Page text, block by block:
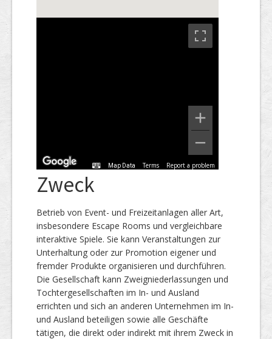
Map Data Terms Report a problem
Zweck
Betrieb von Event- und Freizeitanlagen aller Art,
insbesondere Escape Rooms und vergleichbare
interaktive Spiele. Sie kann Veranstaltungen zur
Unterhaltung oder zur Promotion eigener und
fremder Produkte organisieren und durchführen.
Die Gesellschaft kann Zweigniederlassungen und
Tochtergesellschaften im In- und Ausland
errichten und sich an anderen Unternehmen im In-
und Ausland beteiligen sowie alle Geschäfte
tätigen, die direkt oder indirekt mit ihrem Zweck in